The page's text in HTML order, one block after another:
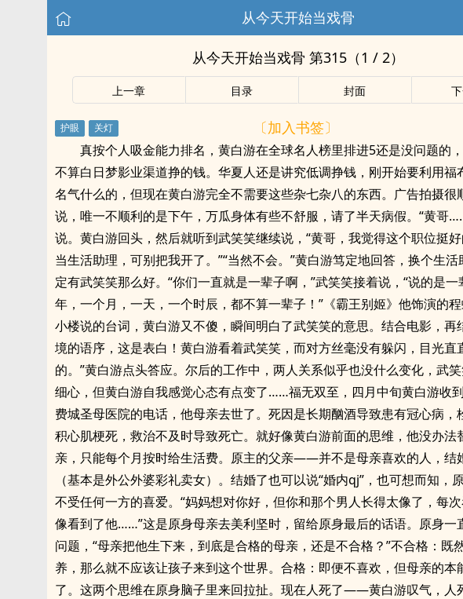
从今天开始当戏骨
从今天开始当戏骨 第315（1 / 2）
上一章 目录 封面
〔加入书签〕
真按个人吸金能力排名，黄白游在全球名人榜里排进5还是没问题的
不算白日梦影业渠道挣的钱。华夏人还是讲究低调挣钱，刚开始要利用福
名气什么的，但现在黄白游完全不需要这些杂七杂八的东西。广告拍摄很
说，唯一不顺利的是下午，万瓜身体有些不舒服，请了半天病假。“黄哥
说。黄白游回头，然后就听到武笑笑继续说，“黄哥，我觉得这个职位挺
当生活助理，可别把我开了。”“当然不会。”黄白游笃定地回答，换个生
定有武笑笑那么好。“你们一直就是一辈子啊，”武笑笑接着说，“说的是一
年，一个月，一天，一个时辰，都不算一辈子！”《霸王别姬》他饰演的
小楼说的台词，黄白游又不傻，瞬间明白了武笑笑的意思。结合电影，再
境的语序，这是表白！黄白游看着武笑笑，而对方丝毫没有躲闪，目光直
的。”黄白游点头答应。尔后的工作中，两人关系似乎也没什么变化，武
细心，但黄白游自我感觉心态有点变了……福无双至，四月中旬黄白游收
费城圣母医院的电话，他母亲去世了。死因是长期酗酒导致患有冠心病，
积心肌梗死，救治不及时导致死亡。就好像黄白游前面的思维，他没办法
亲，只能每个月按时给生活费。原主的父亲——并不是母亲喜欢的人，结
（基本是外公外婆彩礼卖女）。结婚了也可以说“婚内qj”，也可想而知，
不受任何一方的喜爱。“妈妈想对你好，但你和那个男人长得太像了，每
像看到了他……”这是原身母亲去美利坚时，留给原身最后的话语。原身一
问题，“母亲把他生下来，到底是合格的母亲，还是不合格？”不合格：既
养，那么就不应该让孩子来到这个世界。合格：即便不喜欢，但母亲的本
了。这两个思维在原身脑子里来回拉扯。现在人死了——黄白游叹气，人